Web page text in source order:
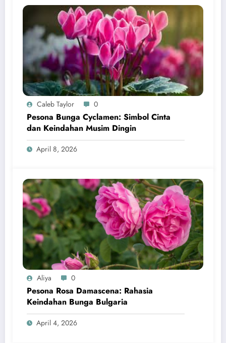
Caleb Taylor 0
Pesona Bunga Cyclamen: Simbol Cinta
dan Keindahan Musim Dingin
April 8, 2026
Aliya 0
Pesona Rosa Damascena: Rahasia
Keindahan Bunga Bulgaria
April 4, 2026